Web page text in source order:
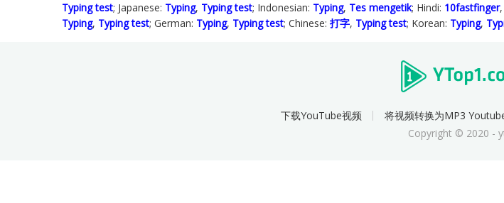
Typing test; Japanese: Typing, Typing test; Indonesian: Typing, Tes mengetik; Hindi: 10fastfinger,
Typing, Typing test; German: Typing, Typing test; Chinese: 打字, Typing test; Korean: Typing,
下载YouTube视频 将视频转换为MP3
Copyright © 2020 -